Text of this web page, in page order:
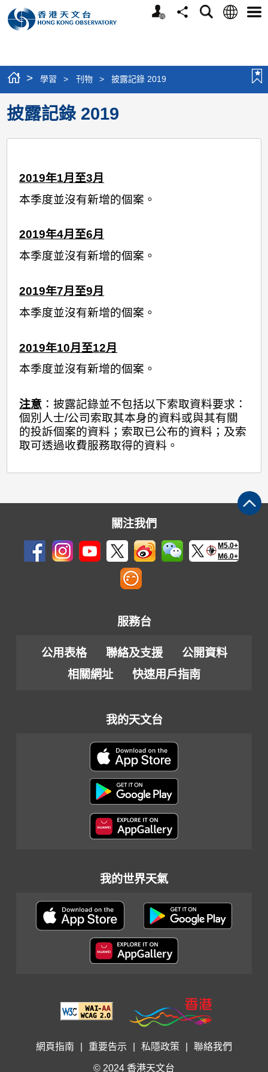
個
分
搜
語
選
> 學習 > 刊物 > 披露記錄 2019
披露記錄 2019
2019年1月至3月
本季度並沒有新增的個案。
2019年4月至6月
本季度並沒有新增的個案。
2019年7月至9月
本季度並沒有新增的個案。
2019年10月至12月
本季度並沒有新增的個案。
注意 ：披露記錄並不包括以下索取資料要求：
個別人士/公司索取其本身的資料或與其有關
的投訴個案的資料；索取已公布的資料；及索
取可透過收費服務取得的資料。
關注我們
M5.0+
M6.0+
服務台
公用表格 聯絡及支援
公開資料
相關網址
快速用戶指南
我的天文台
我的世界天氣
網頁指南 重要告示 私隱政策 聯絡我們
© 2024 香港天文台